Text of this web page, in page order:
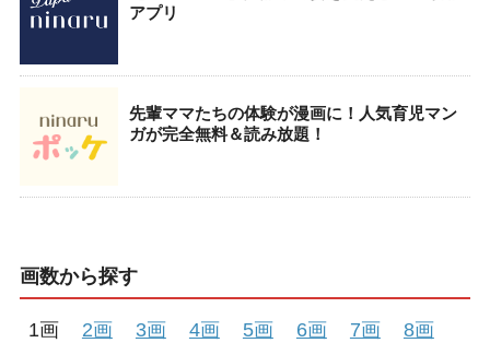
アプリ
先輩ママたちの体験が漫画に！人気育児マン
ガが完全無料＆読み放題！
画数から探す
1画 2画 3画 4画 5画 6画 7画
8画